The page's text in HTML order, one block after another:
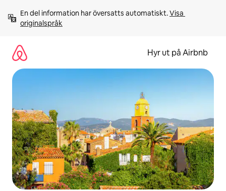
innehåll
En del information har översatts automatiskt. Visa
originalspråk
Hyr ut på Airbnb